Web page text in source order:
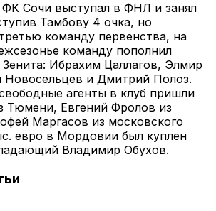
ФК Сочи выступал в ФНЛ и занял
Тамбову 4 очка, но
команду первенства, на
команду пополнил
Ибрахим Цаллагов, Элмир
Новосельцев и Дмитрий Полоз.
агенты в клуб пришли
Тюмени, Евгений Фролов из
Маргасов из московского
евро в Мордовии был куплен
Владимир Обухов.